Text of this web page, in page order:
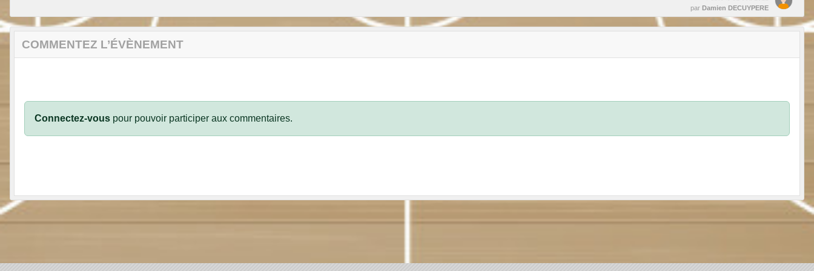
par Damien DECUYPERE
COMMENTEZ L’ÉVÈNEMENT
Connectez-vous pour pouvoir participer aux commentaires.